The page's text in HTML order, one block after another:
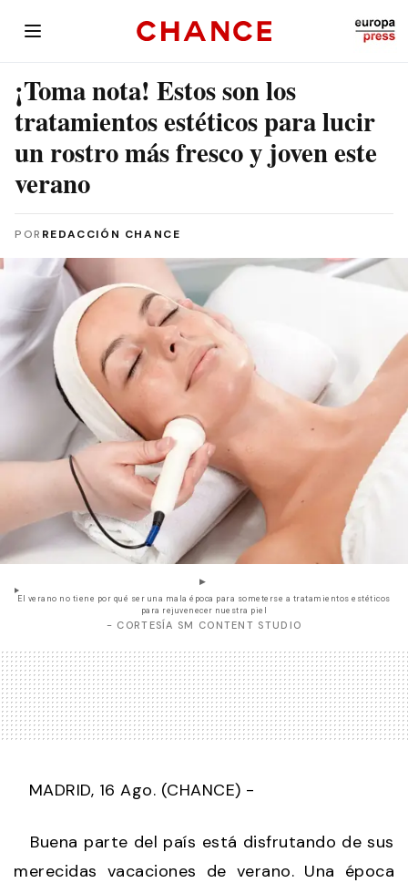
¡Toma nota! Estos son los
tratamientos estéticos para lucir
un rostro más fresco y joven este
verano
POR REDACCIÓN CHANCE
El verano no tiene por qué ser una mala época para someterse a tratamientos estéticos
para rejuvenecer nuestra piel
- CORTESÍA SM CONTENT STUDIO
MADRID, 16 Ago. (CHANCE) -
Buena parte del país está disfrutando de sus
merecidas vacaciones de verano. Una época